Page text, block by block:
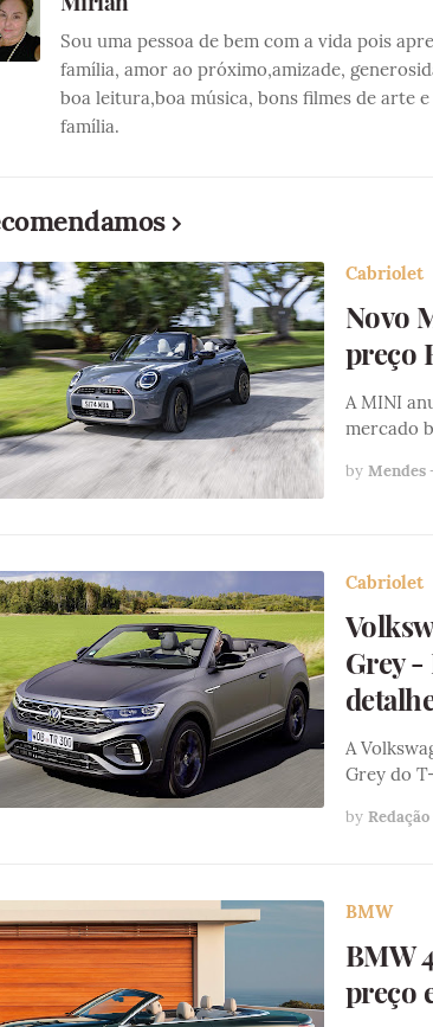
Sou uma pessoa de bem com a vida pois
família, amor ao próximo,amizade,
boa leitura,boa música, bons filmes de arte
família.
Cabriolet
Novo
preço
A MINI
mercado
by Mendes
Cabriolet
Grey -
A
Grey do
by
BMW
BMW
preço